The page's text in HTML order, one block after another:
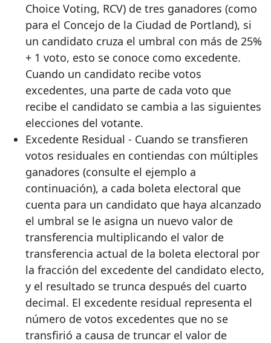
Choice Voting, RCV) de tres ganadores (como
para el Concejo de la Ciudad de Portland), si
un candidato cruza el umbral con más de 25%
+ 1 voto, esto se conoce como excedente.
Cuando un candidato recibe votos
excedentes, una parte de cada voto que
recibe el candidato se cambia a las siguientes
elecciones del votante.
Excedente Residual - Cuando se transfieren
votos residuales en contiendas con múltiples
ganadores (consulte el ejemplo a
continuación), a cada boleta electoral que
cuenta para un candidato que haya alcanzado
el umbral se le asigna un nuevo valor de
transferencia multiplicando el valor de
transferencia actual de la boleta electoral por
la fracción del excedente del candidato electo,
y el resultado se trunca después del cuarto
decimal. El excedente residual representa el
número de votos excedentes que no se
transfirió a causa de truncar el valor de